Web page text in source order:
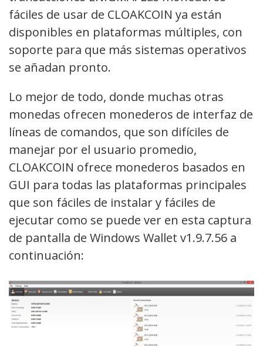
fáciles de usar de CLOAKCOIN ya están
disponibles en plataformas múltiples, con
soporte para que más sistemas operativos
se añadan pronto.
Lo mejor de todo, donde muchas otras
monedas ofrecen monederos de interfaz de
líneas de comandos, que son difíciles de
manejar por el usuario promedio,
CLOAKCOIN ofrece monederos basados en
GUI para todas las plataformas principales
que son fáciles de instalar y fáciles de
ejecutar como se puede ver en esta captura
de pantalla de Windows Wallet v1.9.7.56 a
continuación: